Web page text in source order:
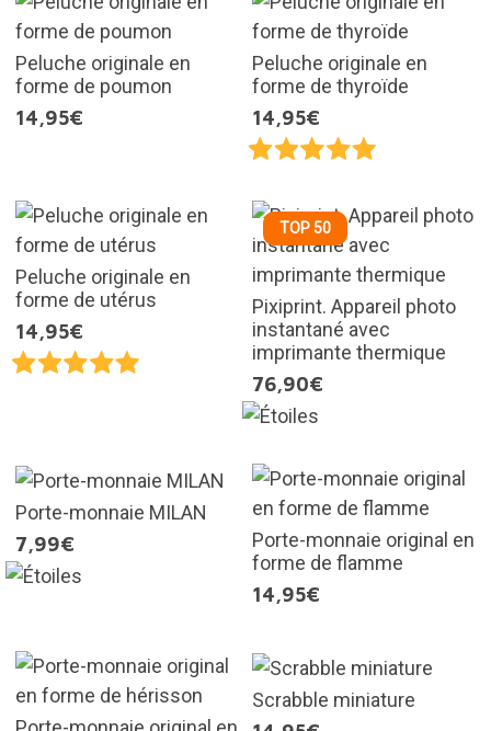
Peluche originale en
forme de poumon
14,95€
Peluche originale en
forme de thyroïde
14,95€
Peluche originale en
forme de utérus
14,95€
TOP 50
Pixiprint. Appareil photo
instantané avec
imprimante thermique
76,90€
Porte-monnaie MILAN
7,99€
Porte-monnaie original en
forme de flamme
14,95€
Scrabble miniature